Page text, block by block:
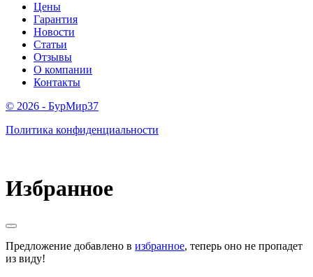
Цены
Гарантия
Новости
Статьи
Отзывы
О компании
Контакты
© 2026 - БурМир37
Политика конфиденциальности
Избранное
Предложение добавлено в избранное, теперь оно не пропадет
из виду!